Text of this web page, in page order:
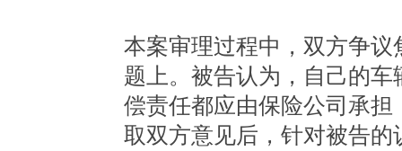
本案审理过程中，双方争
题上。被告认为，自己的
偿责任都应由保险公司承
取双方意见后，针对被告